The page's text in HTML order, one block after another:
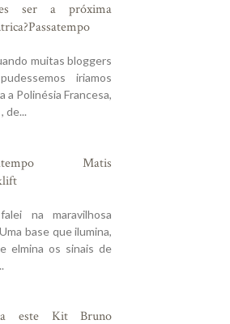
ser a próxima
muitas bloggers
iriamos
a Polinésia Francesa,
de...
Matis
na maravilhosa
base que ilumina,
elmina os sinais de
este Kit Bruno